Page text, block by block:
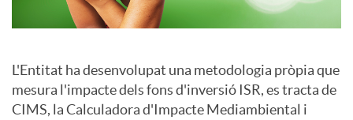
s
L'Entitat ha desenvolupat una metodologia pròpia que
mesura l'impacte dels fons d'inversió ISR, es tracta de
CIMS, la Calculadora d'Impacte Mediambiental i